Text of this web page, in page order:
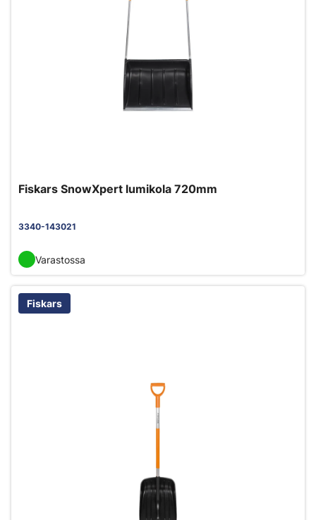
Fiskars SnowXpert lumikola 720mm
3340-143021
Varastossa
Fiskars